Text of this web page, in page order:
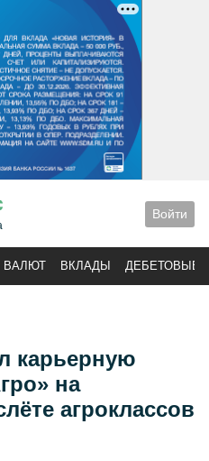
Войти
ВАЛЮТ ВКЛАДЫ ДЕБЕТОВЫЕ
карьерную
на
агроклассов